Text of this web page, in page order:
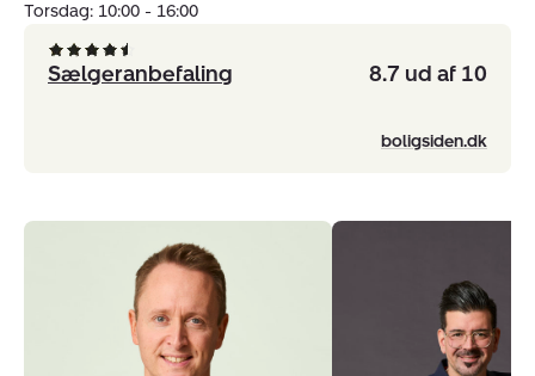
Torsdag: 10:00 - 16:00
Sælgeranbefaling 8.7 ud af 10
boligsiden.dk